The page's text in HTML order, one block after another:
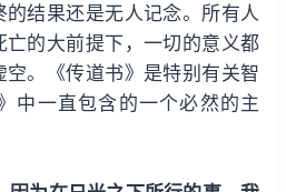
结果还是无人记念。所有人
亡的大前提下，一切的意义都
。《传道书》是特别有关智
中一直包含的一个必然的主